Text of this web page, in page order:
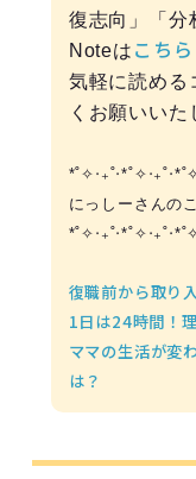
復志向」「分
Noteは こちら
気軽に読める
くお願いい
にっしーさんの
復職前から取り
1日は24時間！
ママの生活が変
は？